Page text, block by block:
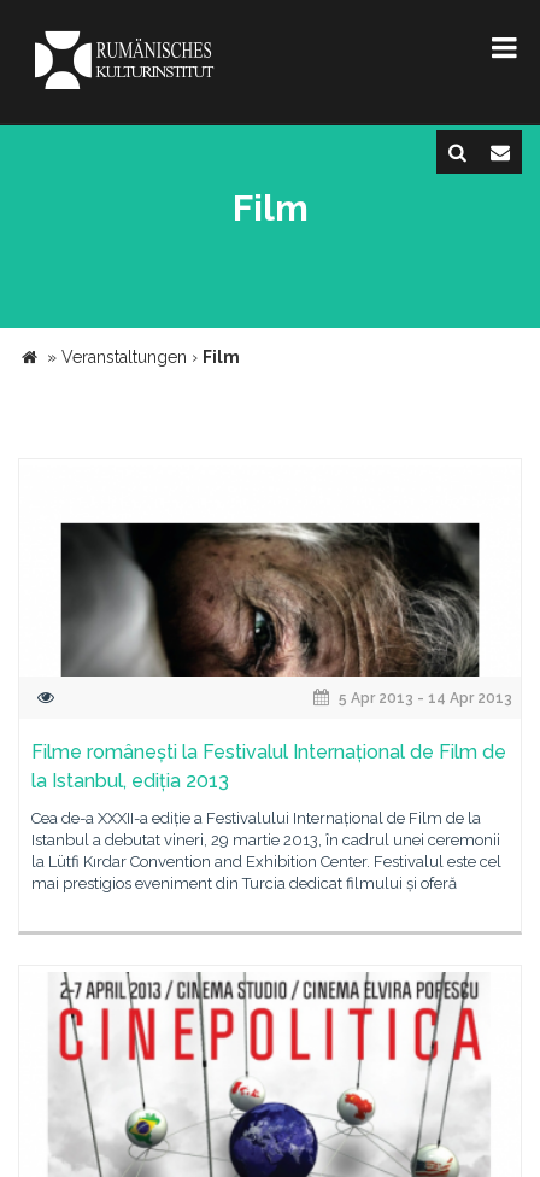
Film
» Veranstaltungen › Film
5 Apr 2013 - 14 Apr 2013
Filme românești la Festivalul Internațional de Film de
la Istanbul, ediția 2013
Cea de-a XXXII-a ediție a Festivalului Internațional de Film de la
Istanbul a debutat vineri, 29 martie 2013, în cadrul unei ceremonii
la Lütfi Kırdar Convention and Exhibition Center. Festivalul este cel
mai prestigios eveniment din Turcia dedicat filmului și oferă